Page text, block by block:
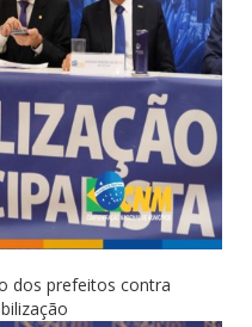
dos prefeitos contra